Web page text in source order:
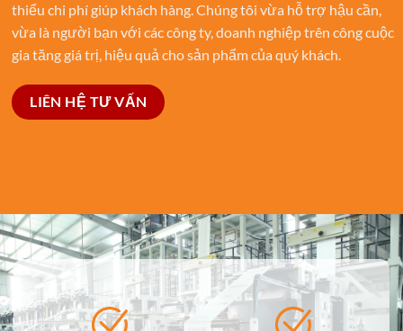
thiểu chi phí giúp khách hàng. Chúng tôi vừa hỗ trợ hậu cần,
vừa là người bạn với các công ty, doanh nghiệp trên công cuộc
gia tăng giá trị, hiệu quả cho sản phẩm của quý khách.
LIÊN HỆ TƯ VẤN